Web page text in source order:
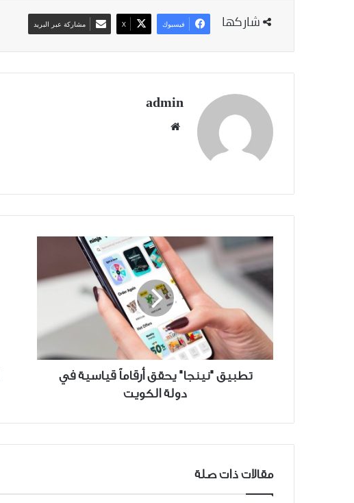
شاركها فيسبوك ‫X مشاركة عبر البريد
admin
تطبيق
"نينجا"
يحقق
أرقاماً
قياسية
في
دولة
الكويت
تطبيق "نينجا" يحقق أرقاماً قياسية في
دولة الكويت
مقالات ذات صلة